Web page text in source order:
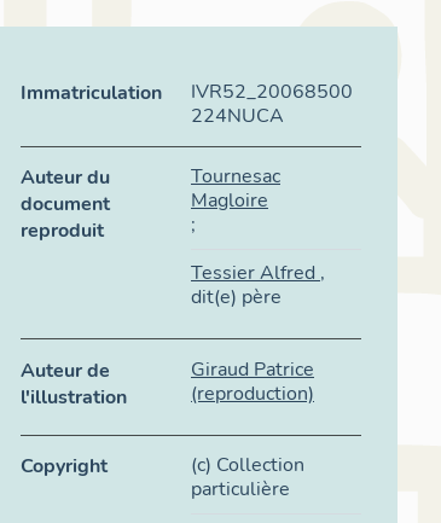
Immatriculation
IVR52_20068500
224NUCA
Auteur du
document
reproduit
Tournesac
Magloire
;
Tessier Alfred ,
dit(e) père
Auteur de
l'illustration
Giraud Patrice
(reproduction)
Copyright
(c) Collection
particulière